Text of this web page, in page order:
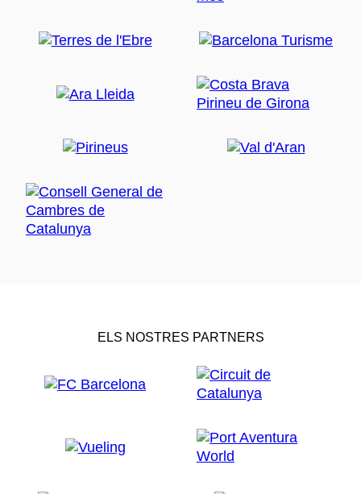
ELS NOSTRES PARTNERS